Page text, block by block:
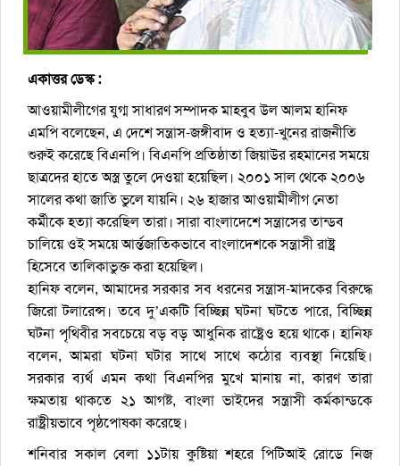
একাত্তর ডেস্ক :
আওয়ামীলীগের যুগ্ম সাধারণ সম্পাদক মাহবুব উল আলম হানিফ
এমপি বলেছেন, এ দেশে সন্ত্রাস-জঙ্গীবাদ ও হত্যা-খুনের রাজনীতি
শুরুই করেছে বিএনপি। বিএনপি প্রতিষ্ঠাতা জিয়াউর রহমানের সময়ে
ছাত্রদের হাতে অস্ত্র তুলে দেওয়া হয়েছিল। ২০০১ সাল থেকে ২০০৬
সালের কথা জাতি ভুলে যায়নি। ২৬ হাজার আওয়ামীলীগ নেতা
কর্মীকে হত্যা করেছিল তারা। সারা বাংলাদেশে সন্ত্রাসের তান্ডব
চালিয়ে ওই সময়ে আর্ন্তজাতিকভাবে বাংলাদেশকে সন্ত্রাসী রাষ্ট্র
হিসেবে তালিকাভুক্ত করা হয়েছিল।
হানিফ বলেন, আমাদের সরকার সব ধরনের সন্ত্রাস-মাদকের বিরুদ্ধে
জিরো টলারেন্স। তবে দু’একটি বিচ্ছিন্ন ঘটনা ঘটতে পারে, বিচ্ছিন্ন
ঘটনা পৃথিবীর সবচেয়ে বড় বড় আধুনিক রাষ্ট্রেও হয়ে থাকে। হানিফ
বলেন, আমরা ঘটনা ঘটার সাথে সাথে কঠোর ব্যবস্থা নিয়েছি।
সরকার ব্যর্থ এমন কথা বিএনপির মুখে মানায় না, কারণ তারা
ক্ষমতায় থাকতে ২১ আগষ্ট, বাংলা ভাইদের সন্ত্রাসী কর্মকান্ডকে
রাষ্ট্রীয়ভাবে পৃষ্ঠপোষকা করেছে।
শনিবার সকাল বেলা ১১টায় কুষ্টিয়া শহরে পিটিআই রোডে নিজ